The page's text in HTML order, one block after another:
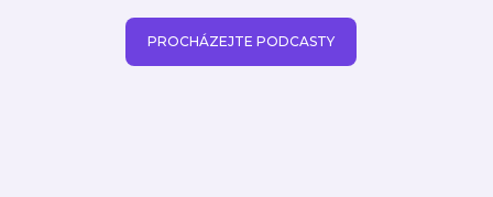
PROCHÁZEJTE PODCASTY